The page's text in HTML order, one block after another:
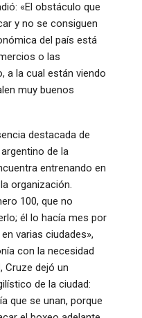
«El obstáculo que
y no se consiguen
del país está
o las
a la cual están viendo
muy buenos
destacada de
de la
entrenando en
organización.
100, que no
él lo hacía mes por
varias ciudades»,
con la necesidad
Cruze dejó un
de la ciudad:
que se unan, porque